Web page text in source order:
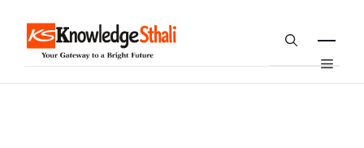
content
Menu